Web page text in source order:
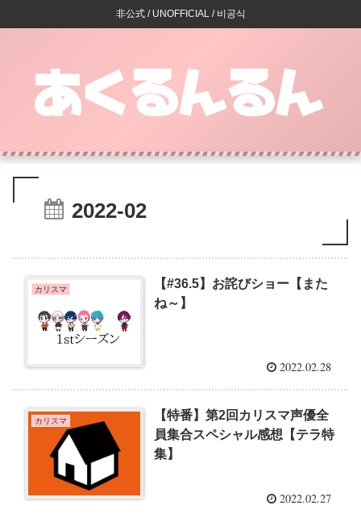
非公式 / UNOFFICIAL / 비공식
2022-02
カリスマ
【#36.5】お詫びショー【また
ね～】
2022.02.28
カリスマ
【特番】第2回カリスマ声優全
員集合スペシャル感想【テラ特
集】
2022.02.27